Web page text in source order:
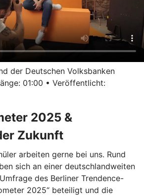
der Deutschen Volksbanken
01:00 • Veröffentlicht:
2025 &
Zukunft
arbeiten gerne bei uns. Rund
sich an einer deutschlandweiten
des Berliner Trendence-
2025“ beteiligt und die